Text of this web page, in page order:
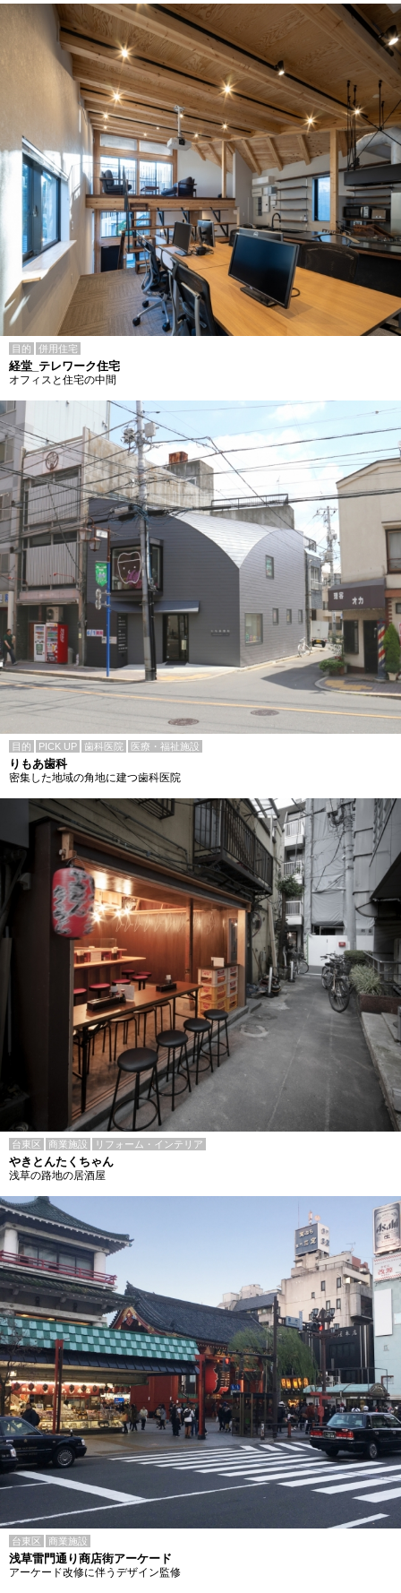
目的 併用住宅
経堂_テレワーク住宅
オフィスと住宅の中間
目的 PICK UP 歯科医院 医療・福祉施設
りもあ歯科
密集した地域の角地に建つ歯科医院
台東区 商業施設 リフォーム・インテリア
やきとんたくちゃん
浅草の路地の居酒屋
台東区 商業施設
浅草雷門通り商店街アーケード
アーケード改修に伴うデザイン監修